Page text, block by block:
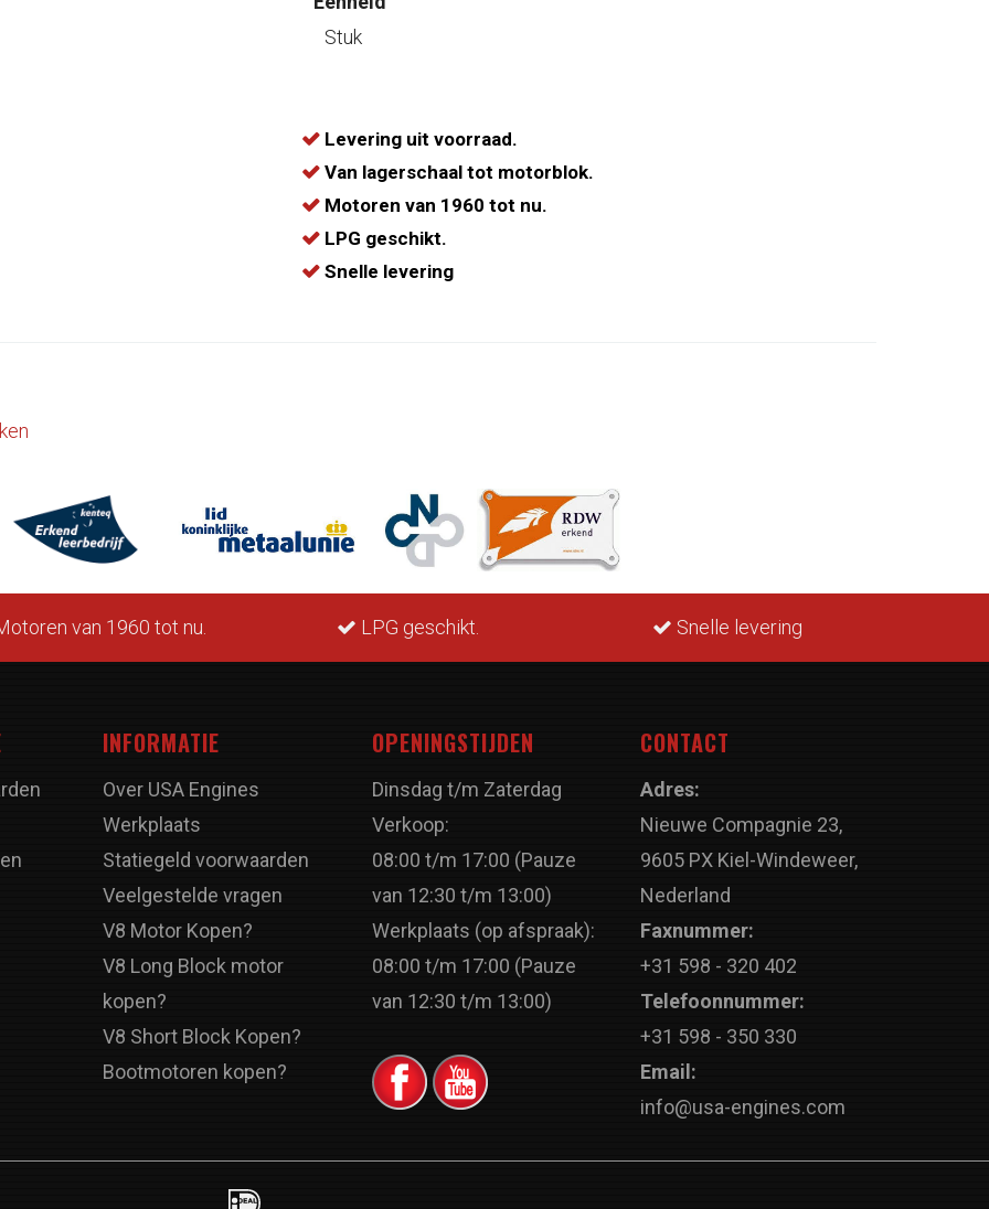
Stuk
Levering uit voorraad.
Van lagerschaal tot motorblok.
Motoren van 1960 tot nu.
LPG geschikt.
Snelle levering
van 1960 tot nu. LPG geschikt. Snelle levering
INFORMATIE
Over USA Engines
Werkplaats
Statiegeld voorwaarden
Veelgestelde vragen
V8 Motor Kopen?
V8 Long Block motor
kopen?
V8 Short Block Kopen?
Bootmotoren kopen?
OPENINGSTIJDEN
Dinsdag t/m Zaterdag
Verkoop:
08:00 t/m 17:00 (Pauze
van 12:30 t/m 13:00)
Werkplaats (op afspraak):
08:00 t/m 17:00 (Pauze
van 12:30 t/m 13:00)
CONTACT
Adres:
Nieuwe Compagnie 23,
9605 PX Kiel-Windeweer,
Nederland
Faxnummer:
+31 598 - 320 402
Telefoonnummer:
+31 598 - 350 330
Email:
info@usa-engines.com